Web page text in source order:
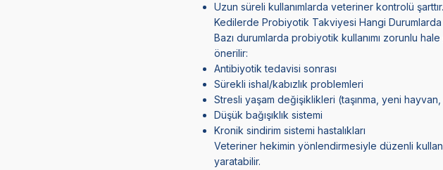
Uzun süreli kullanımlarda veteriner kontrolü
Kedilerde Probiyotik Takviyesi Hangi
Bazı durumlarda probiyotik kullanımı zorunlu
önerilir:
Antibiyotik tedavisi sonrası
Sürekli ishal/kabızlık problemleri
Stresli yaşam değişiklikleri (taşınma, yeni
Düşük bağışıklık sistemi
Kronik sindirim sistemi hastalıkları
Veteriner hekimin yönlendirmesiyle düzenli
yaratabilir.